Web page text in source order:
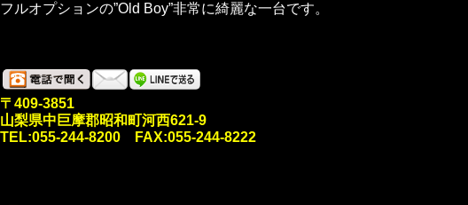
フルオプションの”Old Boy”非常に綺麗な一台です。
〒409-3851
山梨県中巨摩郡昭和町河西621-9
TEL:055-244-8200 FAX:055-244-8222